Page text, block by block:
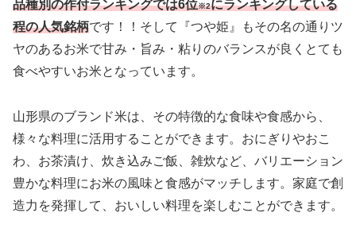
品種別の作付ランキングでは6位※2にランキングしている
程の人気銘柄です！！そして『つや姫』もその名の通りツ
ヤのあるお米で甘み・旨み・粘りのバランスが良くとても
食べやすいお米となっています。
山形県のブランド米は、その特徴的な食味や食感から、
様々な料理に活用することができます。おにぎりやおこ
わ、お茶漬け、炊き込みご飯、雑炊など、バリエーション
豊かな料理にお米の風味と食感がマッチします。家庭で創
造力を発揮して、おいしい料理を楽しむことができます。